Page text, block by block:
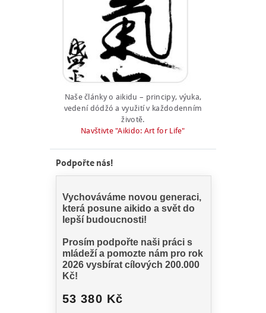
Naše články o aikidu – principy, výuka,
vedení dódžó a využití v každodenním
životě.
Navštivte "Aikido: Art for Life"
Podpořte nás!